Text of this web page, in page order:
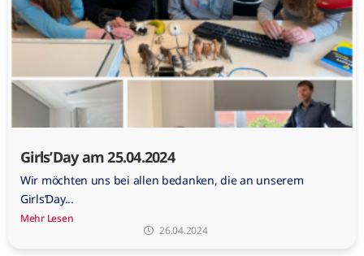
Girls’Day am 25.04.2024
Wir möchten uns bei allen bedanken, die an unserem
Girls’Day...
Mehr Lesen
26.04.2024